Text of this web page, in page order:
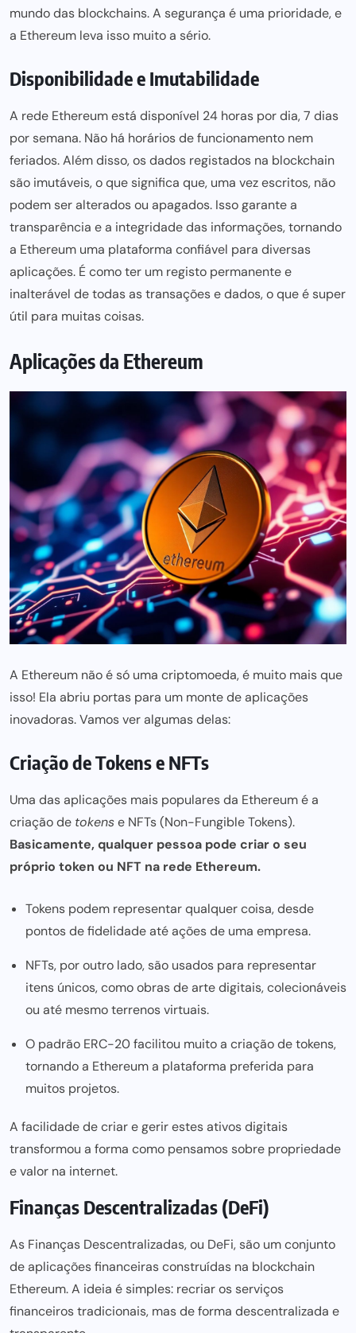
mundo das blockchains. A segurança é uma prioridade, e
a Ethereum leva isso muito a sério.
Disponibilidade e Imutabilidade
A rede Ethereum está disponível 24 horas por dia, 7 dias
por semana. Não há horários de funcionamento nem
feriados. Além disso, os dados registados na blockchain
são imutáveis, o que significa que, uma vez escritos, não
podem seralterados ou apagados. Isso garante a
transparência e a integridade das informações, tornando
a Ethereum uma plataforma confiável para diversas
aplicações. É como ter um registo permanente e
inalterável de todas as transações e dados, o que é super
útil para muitas coisas.
Aplicações da Ethereum
A Ethereum não é só uma criptomoeda, é muito mais que
isso! Ela abriu portas para um montede aplicações
inovadoras. Vamos ver algumas delas:
Criação de Tokens e NFTs
Uma das aplicações mais populares da Ethereum é a
criação de tokense NFTs (Non-Fungible Tokens).
Basicamente, qualquer pessoa pode criar o seu
próprio token ou NFT na rede Ethereum.
Tokens podem representar qualquer coisa, desde
pontos de fidelidade até ações de uma empresa.
NFTs, por outro lado, são usados para representar
itens únicos, como obras de arte digitais, colecionáveis
ou até mesmo terrenos virtuais.
O padrão ERC-20 facilitou muito a criação de tokens,
tornando a Ethereum a plataforma preferida para
muitos projetos.
A facilidade de criar e gerir estes ativos digitais
transformou a forma como pensamos sobre propriedade
e valor na internet.
Finanças Descentralizadas (DeFi)
As Finanças Descentralizadas, ou DeFi, são um conjunto
de aplicações financeiras construídas na blockchain
Ethereum. A ideia é simples: recriar os serviços
financeiros tradicionais, mas de forma descentralizada e